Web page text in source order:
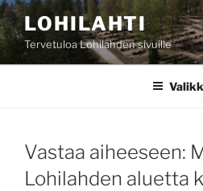
Siirry
sisältöönLOHILAHTI
Tervetuloa Lohilahden sivuille
Vastaa aiheeseen:
Lohilahden aluetta